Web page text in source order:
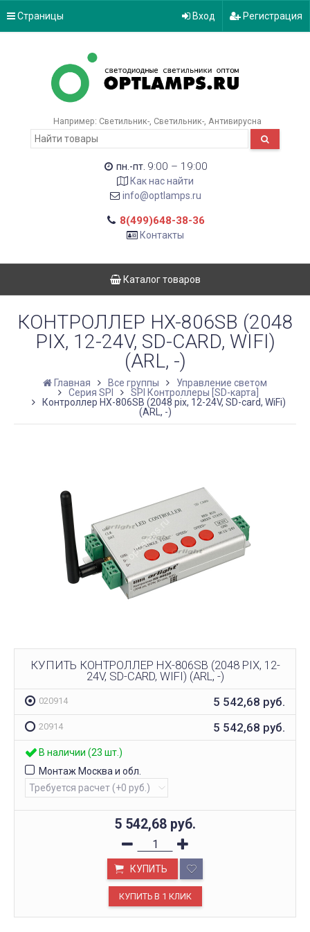
Страницы Вход Регистрация
Например: Светильник- Светильник- Антивирусна
пн.-пт. 9:00 – 19:00
Как нас найти
info@optlamps.ru
8(499)648-38-36
Контакты
Каталог товаров
КОНТРОЛЛЕР HX-806SB (2048
PIX, 12-24V, SD-CARD, WIFI)
(ARL, -)
Главная Все группы
Управление светом
Серия SPI
SPI Контроллеры [SD-карта]
Контроллер HX-806SB (2048 pix, 12-24V, SD-card, WiFi)
(ARL, -)
КУПИТЬ КОНТРОЛЛЕР HX-806SB (2048 PIX, 12-
24V, SD-CARD, WIFI) (ARL, -)
020914 5 542,68 руб.
20914 5 542,68 руб.
В наличии (23 шт.)
Монтаж Москва и обл.
5 542,68 руб.
КУПИТЬ